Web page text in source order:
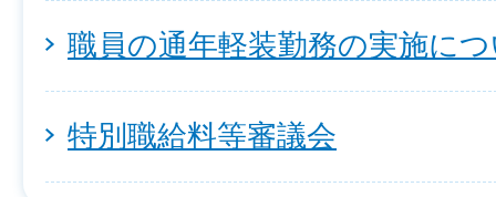
職員の通年軽装勤務の実施に
特別職給料等審議会